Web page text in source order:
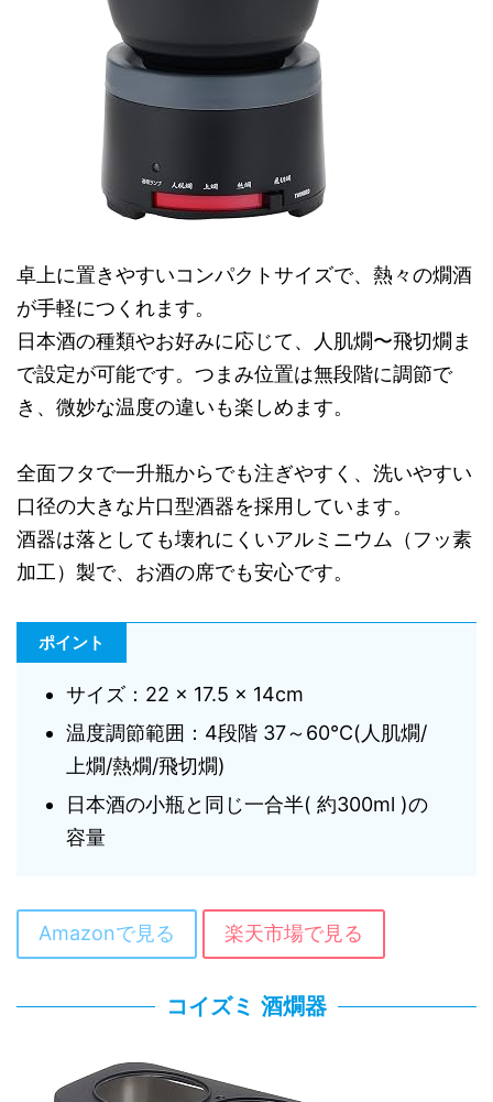
卓上に置きやすいコンパクトサイズで、熱々の燗酒
が手軽につくれます。
日本酒の種類やお好みに応じて、人肌燗〜飛切燗ま
で設定が可能です。つまみ位置は無段階に調節で
き、微妙な温度の違いも楽しめます。
全面フタで一升瓶からでも注ぎやすく、洗いやすい
口径の大きな片口型酒器を採用しています。
酒器は落としても壊れにくいアルミニウム（フッ素
加工）製で、お酒の席でも安心です。
ポイント
サイズ：22 × 17.5 × 14cm
温度調節範囲：4段階 37～60℃(人肌燗/
上燗/熱燗/飛切燗)
日本酒の小瓶と同じ一合半( 約300ml )の
容量
Amazonで見る 楽天市場で見る
コイズミ 酒燗器